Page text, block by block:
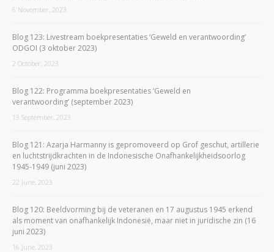
6 November, 2023
Blog 123: Livestream boekpresentaties ‘Geweld en verantwoording’
ODGOI (3 oktober 2023)
2 October, 2023
Blog 122: Programma boekpresentaties ‘Geweld en
verantwoording’ (september 2023)
13 September, 2023
Blog 121: Azarja Harmanny is gepromoveerd op Grof geschut, artillerie
en luchtstrijdkrachten in de Indonesische Onafhankelijkheidsoorlog
1945-1949 (juni 2023)
22 June, 2023
Blog 120: Beeldvorming bij de veteranen en 17 augustus 1945 erkend
als moment van onafhankelijk Indonesië, maar niet in juridische zin (16
juni 2023)
16 June, 2023